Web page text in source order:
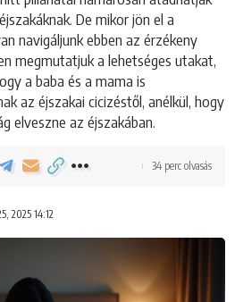
De mikor jön el a
navigáljunk ebben az érzékeny
megmutatjuk a lehetséges utakat,
a baba és a mama is
az éjszakai cicizéstől, anélkül, hogy
elveszne az éjszakában.
2025 14:12
34 perc olvasás